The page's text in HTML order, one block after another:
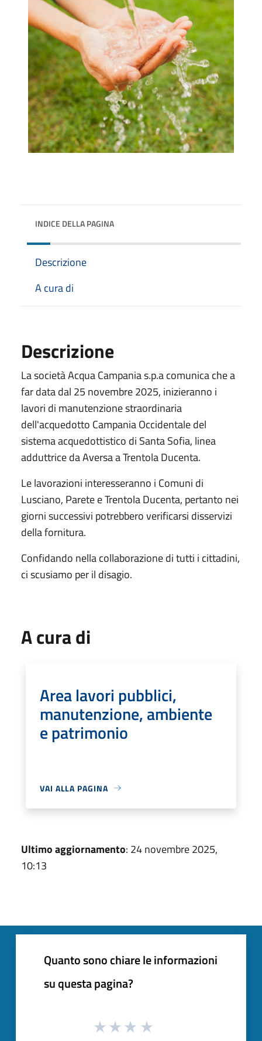
INDICE DELLA PAGINA
Descrizione
A cura di
Descrizione
La società Acqua Campania s.p.a comunica che a
far data dal 25 novembre 2025, inizieranno i
lavori di manutenzione straordinaria
dell'acquedotto Campania Occidentale del
sistema acquedottistico di Santa Sofia, linea
adduttrice da Aversa a Trentola Ducenta.
Le lavorazioni interesseranno i Comuni di
Lusciano, Parete e Trentola Ducenta, pertanto nei
giorni successivi potrebbero verificarsi disservizi
della fornitura.
Confidando nella collaborazione di tutti i cittadini,
ci scusiamo per il disagio.
A cura di
Area lavori pubblici,
manutenzione, ambiente
e patrimonio
VAI ALLA PAGINA
Ultimo aggiornamento: 24 novembre 2025,
10:13
Quanto sono chiare le informazioni
su questa pagina?